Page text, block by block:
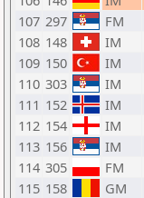
107 297 FM
108 148 IM
109 150 IM
110 303 IM
111 152 IM
112 154 IM
113 156 IM
114 305 FM
115 158 GM